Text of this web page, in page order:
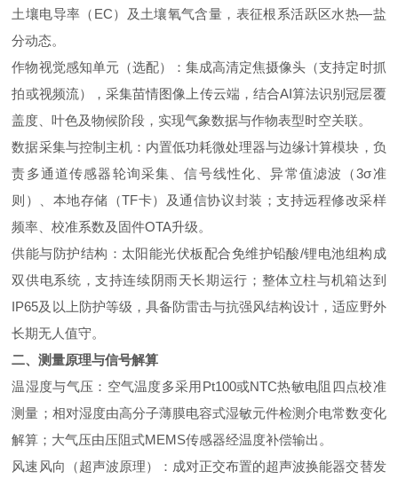
土壤电导率（EC）及土壤氧气含量，表征根系活跃区水热—盐
分动态。
作物视觉感知单元（选配）：集成高清定焦摄像头（支持定时抓
拍或视频流），采集苗情图像上传云端，结合AI算法识别冠层覆
盖度、叶色及物候阶段，实现气象数据与作物表型时空关联。
数据采集与控制主机：内置低功耗微处理器与边缘计算模块，负
责多通道传感器轮询采集、信号线性化、异常值滤波（3σ准
则）、本地存储（TF卡）及通信协议封装；支持远程修改采样
频率、校准系数及固件OTA升级。
供能与防护结构：太阳能光伏板配合免维护铅酸/锂电池组构成
双供电系统，支持连续阴雨天长期运行；整体立柱与机箱达到
IP65及以上防护等级，具备防雷击与抗强风结构设计，适应野外
长期无人值守。
二、测量原理与信号解算
温湿度与气压：空气温度多采用Pt100或NTC热敏电阻四点校准
测量；相对湿度由高分子薄膜电容式湿敏元件检测介电常数变化
解算；大气压由压阻式MEMS传感器经温度补偿输出。
风速风向（超声波原理）：成对正交布置的超声波换能器交替发